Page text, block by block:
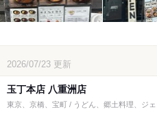
2026/07/23 更新
玉丁本店 八重洲店
東京、京橋、宝町 / うどん、郷土料理、ジ